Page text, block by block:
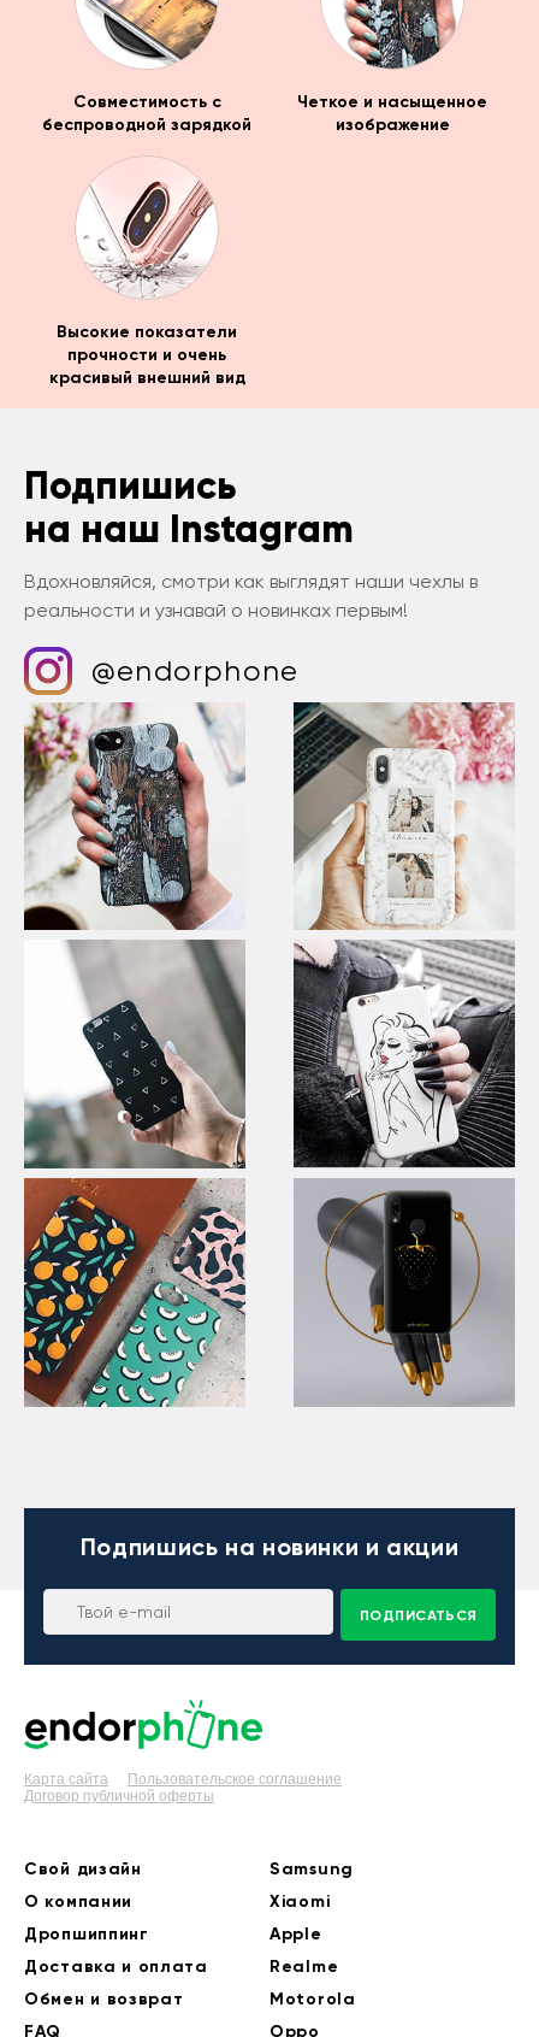
Совместимость с
беспроводной зарядкой
Четкое и насыщенное
изображение
Высокие показатели
прочности и очень
красивый внешний вид
Подпишись
на наш Instagram
Вдохновляйся, смотри как выглядят наши чехлы в
реальности и узнавай о новинках первым!
@endorphone
Подпишись на новинки и акции
ПОДПИСАТЬСЯ
Карта сайта
Пользовательское соглашение
Договор публичной оферты
Свой дизайн
О компании
Дропшиппинг
Доставка и оплата
Обмен и возврат
FAQ
Samsung
Xiaomi
Apple
Realme
Motorola
Oppo